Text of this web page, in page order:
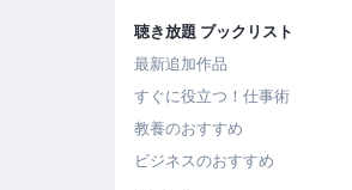
聴き放題 ブックリスト
最新追加作品
すぐに役立つ！仕事術
教養のおすすめ
ビジネスのおすすめ